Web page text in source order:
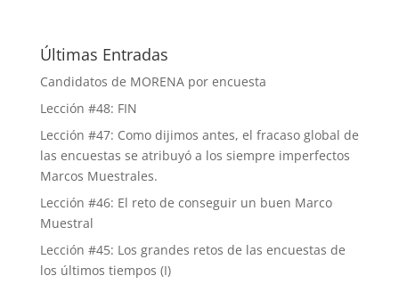
Últimas Entradas
Candidatos de MORENA por encuesta
Lección #48: FIN
Lección #47: Como dijimos antes, el fracaso global de
las encuestas se atribuyó a los siempre imperfectos
Marcos Muestrales.
Lección #46: El reto de conseguir un buen Marco
Muestral
Lección #45: Los grandes retos de las encuestas de
los últimos tiempos (I)